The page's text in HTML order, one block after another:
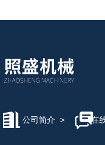
公司简介 > 在